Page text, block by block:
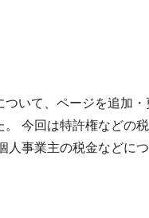
いて、ページを追加
今回は特許権などの
人事業主の税金などに